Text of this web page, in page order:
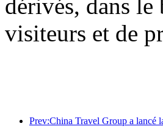
dérivés, dans
visiteurs et de